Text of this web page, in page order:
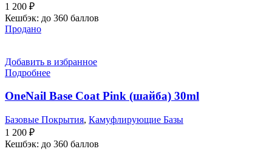
1 200 ₽
Кешбэк: до 360 баллов
Продано
Добавить в избранное
Подробнее
OneNail Base Coat Pink (шайба) 30ml
Базовые Покрытия, Камуфлирующие Базы
1 200 ₽
Кешбэк: до 360 баллов